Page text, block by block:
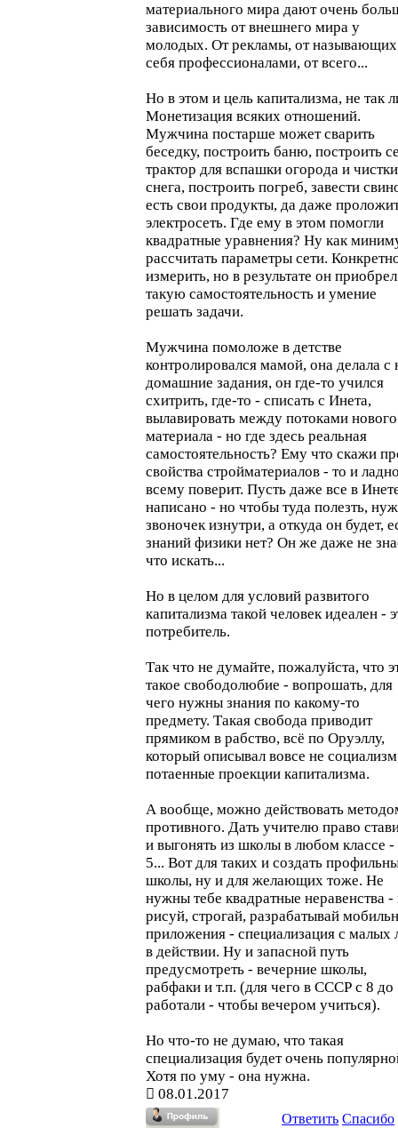
материального мира дают очень
зависимость от внешнего мира у
молодых. От рекламы, от называющих
себя профессионалами, от всего...
Но в этом и цель капитализма, не так
Монетизация всяких отношений.
Мужчина постарше может сварить
беседку, построить баню, построить
трактор для вспашки огорода и чистки
снега, построить погреб, завести
есть свои продукты, да даже
электросеть. Где ему в этом помогли
квадратные уравнения? Ну как
рассчитать параметры сети.
измерить, но в результате он приобрел
такую самостоятельность и умение
решать задачи.
Мужчина помоложе в детстве
контролировался мамой, она делала с
домашние задания, он где-то учился
схитрить, где-то - списать с Инета,
вылавировать между потоками нового
материала - но где здесь реальная
самостоятельность? Ему что скажи
свойства стройматериалов - то и
всему поверит. Пусть даже все в
написано - но чтобы туда полезть,
звоночек изнутри, а откуда он будет,
знаний физики нет? Он же даже не
что искать...
Но в целом для условий развитого
капитализма такой человек идеален -
потребитель.
Так что не думайте, пожалуйста, что
такое свободолюбие - вопрошать, для
чего нужны знания по какому-то
предмету. Такая свобода приводит
прямиком в рабство, всё по Оруэллу,
который описывал вовсе не
потаенные проекции капитализма.
А вообще, можно действовать
противного. Дать учителю право
и выгонять из школы в любом классе -
5... Вот для таких и создать
школы, ну и для желающих тоже. Не
нужны тебе квадратные неравенства -
рисуй, строгай, разрабатывай
приложения - специализация с малых
в действии. Ну и запасной путь
предусмотреть - вечерние школы,
рабфаки и т.п. (для чего в СССР с 8 до
работали - чтобы вечером учиться).
Но что-то не думаю, что такая
специализация будет очень
Хотя по уму - она нужна.
08.01.2017
Ответить Спасибо